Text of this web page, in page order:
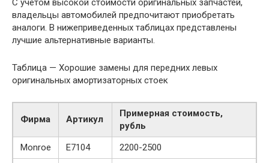
С учетом высокой стоимости оригинальных запчастей,
владельцы автомобилей предпочитают приобретать
аналоги. В нижеприведенных таблицах представлены
лучшие альтернативные варианты.
Таблица — Хорошие замены для передних левых
оригинальных амортизаторных стоек
Фирма Артикул
Примерная стоимость,
рубль
Monroe
E7104
2200-2500